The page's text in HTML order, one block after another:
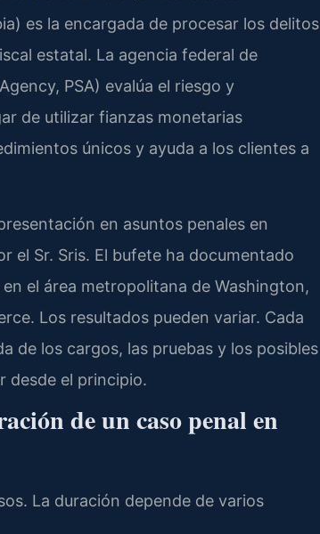
es la encargada de procesar los delitos
estatal. La agencia federal de
PSA) evalúa el riesgo y
de utilizar fianzas monetarias
únicos y ayuda a los clientes a
en asuntos penales en
el Sr. Sris. El bufete ha documentado
el área metropolitana de Washington,
Los resultados pueden variar. Cada
de los cargos, las pruebas y los posibles
desde el principio.
de un caso penal en
La duración depende de varios